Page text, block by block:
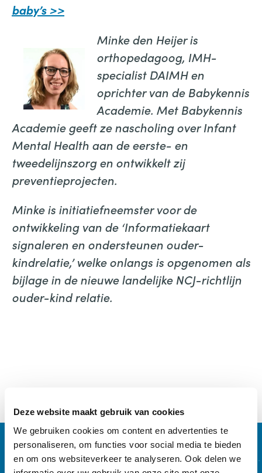
Deze website maakt gebruik van cookies
We gebruiken cookies om content en advertenties te
personaliseren, om functies voor social media te bieden
en om ons websiteverkeer te analyseren. Ook delen we
baby’s >>
Minke den Heijer is
orthopedagoog, IMH-
specialist DAIMH en
oprichter van de Babykennis
Academie. Met Babykennis
Academie geeft ze nascholing over Infant
Mental Health aan de eerste- en
tweedelijnszorg en ontwikkelt zij
preventieprojecten.
Minke is initiatiefneemster voor de
ontwikkeling van de ‘Informatiekaart
signaleren en ondersteunen ouder-
kindrelatie,’ welke onlangs is opgenomen als
bijlage in de nieuwe landelijke NCJ-richtlijn
ouder-kind relatie.